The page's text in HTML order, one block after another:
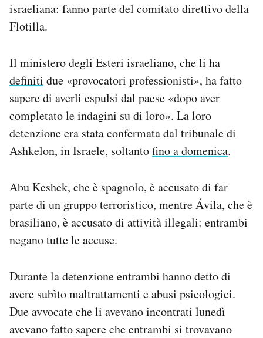
Notifiche mobile
Regala il Post
israeliana: fanno parte del comitato direttivo della
Flotilla.
Il ministero degli Esteri israeliano, che li ha
definiti due «provocatori professionisti», ha fatto
sapere di averli espulsi dal paese «dopo aver
completato le indagini su di loro». La loro
detenzione era stata confermata dal tribunale di
Ashkelon, in Israele, soltantofino a domenica.
Abu Keshek, che è spagnolo, è accusato di far
parte di un gruppo terroristico, mentre Ávila, che è
brasiliano, è accusato di attività illegali: entrambi
negano tutte le accuse.
Durante la detenzione entrambi hanno detto di
avere subìto maltrattamenti e abusi psicologici.
Due avvocate che li avevano incontrati lunedì
avevano fatto sapere che entrambi si trovavano